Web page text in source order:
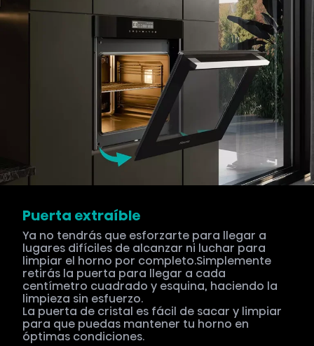
Puerta extraíble
Ya no tendrás que esforzarte para llegar a
lugares difíciles de alcanzar ni luchar para
limpiar el horno por completo.Simplemente
retirás la puerta para llegar a cada
centímetro cuadrado y esquina, haciendo la
limpieza sin esfuerzo.
La puerta de cristal es fácil de sacar y limpiar
para que puedas mantener tu horno en
óptimas condiciones.